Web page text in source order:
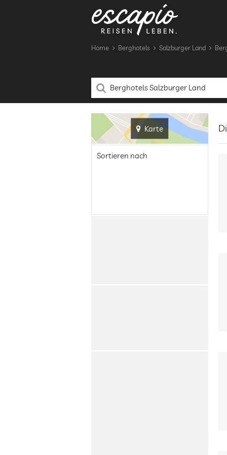
Home Berghotels Salzburger Land
Karte
Sortieren nach